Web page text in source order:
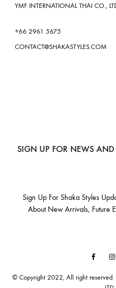
YMF INTERNATIONAL THAI CO.,
+66 2961 5675
CONTACT@SHAKASTYLES.COM
SIGN UP FOR NEWS AND
Sign Up For Shaka Styles
About New Arrivals, Future
© Copyright 2022, All right reserved.